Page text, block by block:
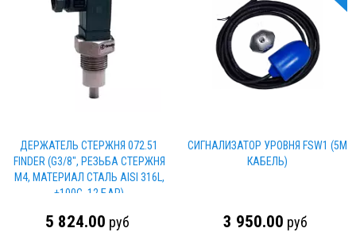
ДЕРЖАТЕЛЬ СТЕРЖНЯ 072.51
FINDER (G3/8", РЕЗЬБА СТЕРЖНЯ
М4, МАТЕРИАЛ СТАЛЬ AISI 316L,
+100C, 12 БАР)
5 824.00 руб
CИГНАЛИЗАТОР УРОВНЯ FSW1 (5М
КАБЕЛЬ)
3 950.00 руб